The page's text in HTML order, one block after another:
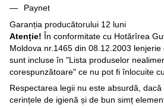
Paynet
Garanția producătorului 12 luni
Atenție! În conformitate cu Hotărîrea
Moldova nr.1465 din 08.12.2003
sunt incluse în "Lista produselor
corespunzătoare" ce nu pot fi înlocuite
Respectarea legii nu este absurdă,
cerințele de igienă și de bun simț